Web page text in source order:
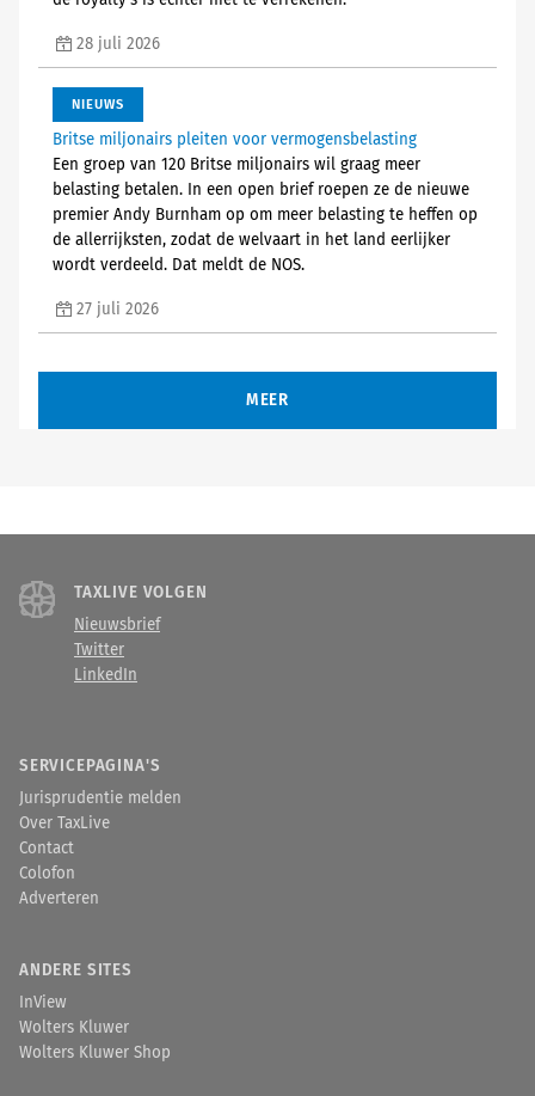
28 juli 2026
NIEUWS
Britse miljonairs pleiten voor vermogensbelasting
Een groep van 120 Britse miljonairs wil graag meer
belasting betalen. In een open brief roepen ze de nieuwe
premier Andy Burnham op om meer belasting te heffen op
de allerrijksten, zodat de welvaart in het land eerlijker
wordt verdeeld. Dat meldt de NOS.
27 juli 2026
MEER
TAXLIVE VOLGEN
Nieuwsbrief
Twitter
LinkedIn
SERVICEPAGINA'S
Jurisprudentie melden
Over TaxLive
Contact
Colofon
Adverteren
ANDERE SITES
InView
Wolters Kluwer
Wolters Kluwer Shop